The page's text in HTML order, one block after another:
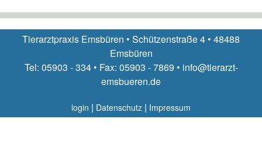
Tierarztpraxis Emsbüren • Schützenstraße 4 • 48488
Emsbüren
Tel: 05903 - 334 • Fax: 05903 - 7869 • info@tierarzt-
emsbueren.de
login | Datenschutz | Impressum